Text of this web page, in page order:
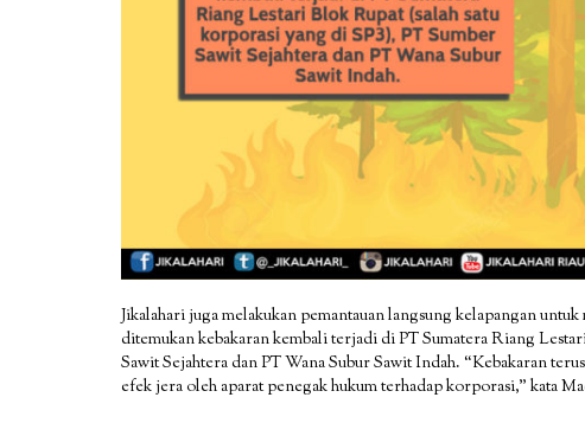
Jikalahari juga melakukan pemantauan langsung kelapangan
ditemukan kebakaran kembali terjadi di PT Sumatera Riang
Sawit Sejahtera dan PT Wana Subur Sawit Indah. “Kebakaran
efek jera oleh aparat penegak hukum terhadap korporasi,” kata